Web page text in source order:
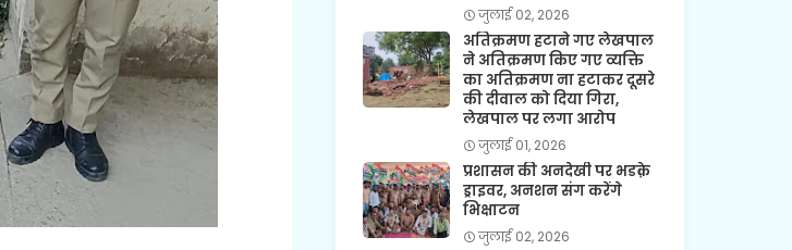
जुलाई 02, 2026
अतिक्रमण हटाने गए लेखपाल
ने अतिक्रमण किए गए व्यक्ति
का अतिक्रमण ना हटाकर दूसरे
की दीवाल को दिया गिरा,
लेखपाल पर लगा आरोप
जुलाई 01, 2026
प्रशासन की अनदेखी पर भडक़े
ड्राइवर, अनशन संग करेंगे
भिक्षाटन
जुलाई 02, 2026